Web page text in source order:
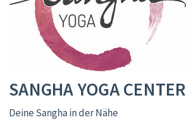
SANGHA YOGA CENTER
Deine Sangha in der Nähe